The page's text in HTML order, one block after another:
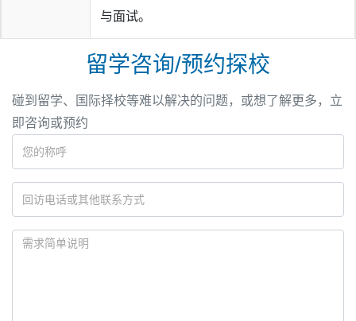
与面试。
留学咨询/预约探校
碰到留学、国际择校等难以解决的问题，或想了解更多，立
即咨询或预约